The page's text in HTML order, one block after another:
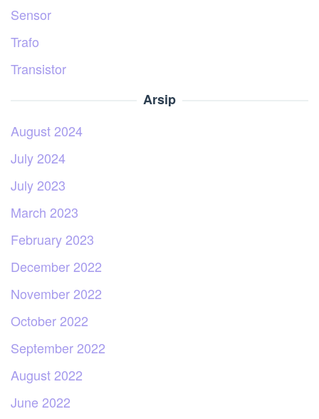
Sensor
Trafo
Transistor
Arsip
August 2024
July 2024
July 2023
March 2023
February 2023
December 2022
November 2022
October 2022
September 2022
August 2022
June 2022